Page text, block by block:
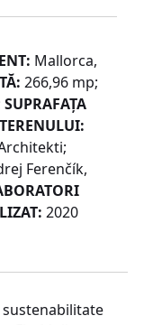
Mallorca,
266,96 mp;
SUPRAFAȚA
Ferenčík,
2020